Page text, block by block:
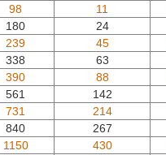
98 11
180 24
239 45
338 63
390 88
561 142
731 214
840 267
1150 430